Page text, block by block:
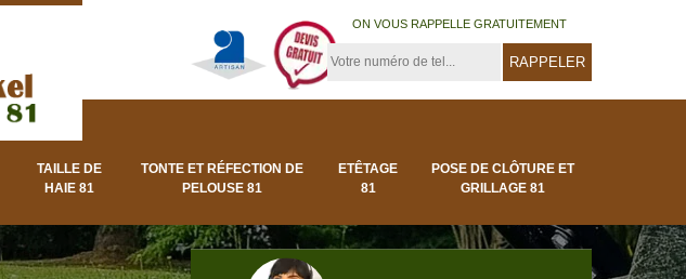
ON VOUS RAPPELLE GRATUITEMENT
TAILLE DE
HAIE 81
TONTE ET RÉFECTION DE
PELOUSE 81
ETÊTAGE
81
POSE DE CLÔTURE ET
GRILLAGE 81